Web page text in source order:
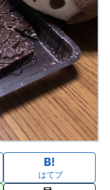
はてブ